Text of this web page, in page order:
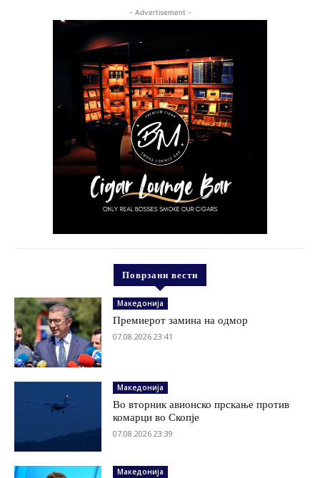
- Advertisement -
Поврзани вести
Македонија
Премиерот замина на одмор
07.08.2026 23:41
Македонија
Во вторник авионско прскање против
комарци во Скопје
07.08.2026 23:39
Македонија